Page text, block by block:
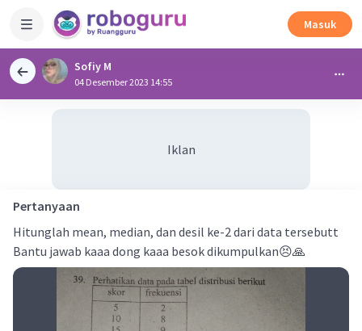
Masuk
Sofiy M
04 Desember 2023 14:55
Iklan
Pertanyaan
Hitunglah mean, median, dan desil ke-2 dari data tersebutt
Bantu jawab kaaa dong kaaa besok dikumpulkan😣🙏